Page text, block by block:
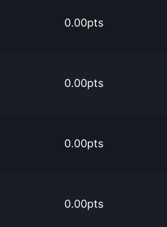
0.00pts
0.00pts
0.00pts
0.00pts